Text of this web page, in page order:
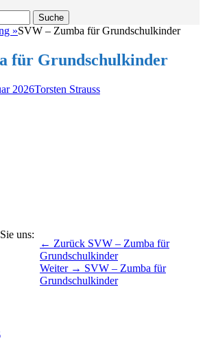
»SVW – Zumba für Grundschulkinder
für Grundschulkinder
2026Autor
Torsten Strauss
uns:
← Zurück Vorhergehender
Beitrag:
SVW – Zumba für
Grundschulkinder
Weiter → Nächster
Beitrag:
SVW – Zumba für
Grundschulkinder